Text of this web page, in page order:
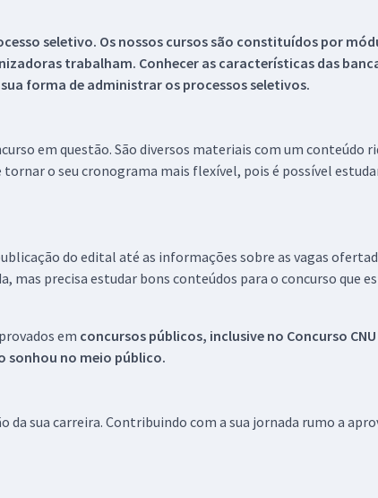
seletivo. Os nossos cursos são constituídos por
trabalham. Conhecer as características das
forma de administrar os processos seletivos.
em questão. São diversos materiais com um conteúdo
o seu cronograma mais flexível, pois é possível
do edital até as informações sobre as vagas
mas precisa estudar bons conteúdos para o concurso que
em concursos públicos, inclusive no Concurso CNU
sonhou no meio público.
sua carreira. Contribuindo com a sua jornada rumo a